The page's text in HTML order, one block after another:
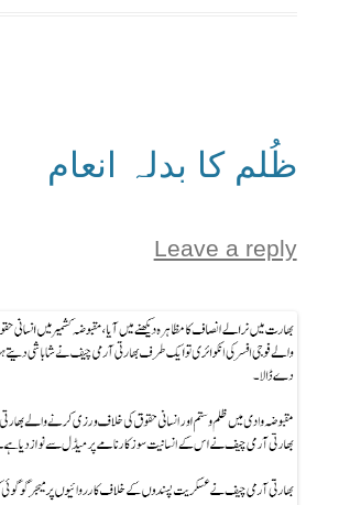
ظُلم کا بدلہ انعام
Leave a reply